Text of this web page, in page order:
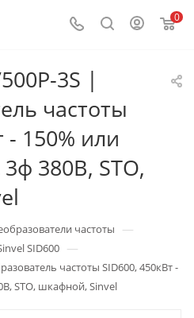
0
3S |
частоты
- 150% или
380В, STO,
частоты —
SID600 —
частоты SID600, 450кВт -
STO, шкафной, Sinvel